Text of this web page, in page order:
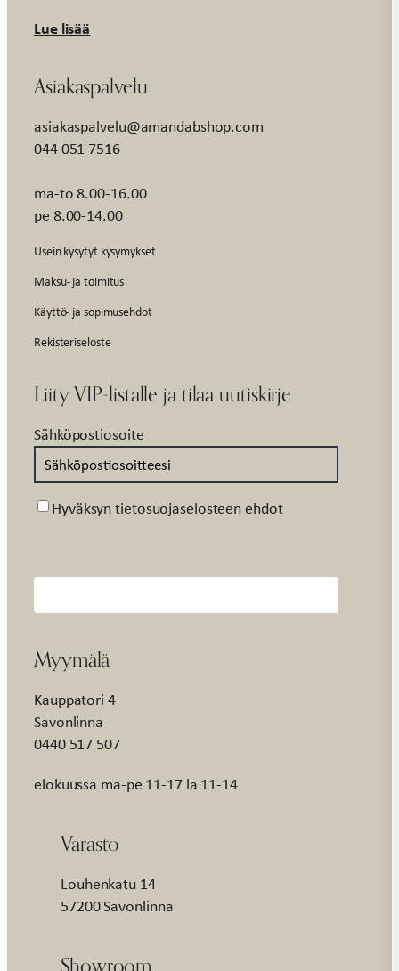
Lue lisää
Asiakaspalvelu
asiakaspalvelu@amandabshop.com
044 051 7516
ma-to 8.00-16.00
pe 8.00-14.00
Usein kysytyt kysymykset
Maksu- ja toimitus
Käyttö- ja sopimusehdot
Rekisteriseloste
Liity VIP-listalle ja tilaa uutiskirje
Sähköpostiosoite
Suostumus
Hyväksyn tietosuojaselosteen ehdot
Myymälä
Kauppatori 4
Savonlinna
0440 517 507
elokuussa ma-pe 11-17 la 11-14
Varasto
Louhenkatu 14
57200 Savonlinna
Showroom